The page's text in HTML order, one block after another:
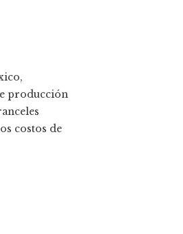
producción
costos de